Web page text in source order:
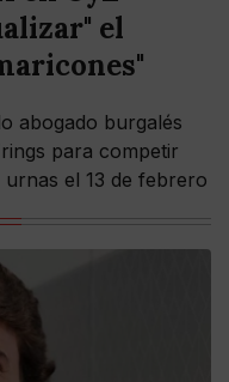
el
abogado burgalés
para competir
el 13 de febrero